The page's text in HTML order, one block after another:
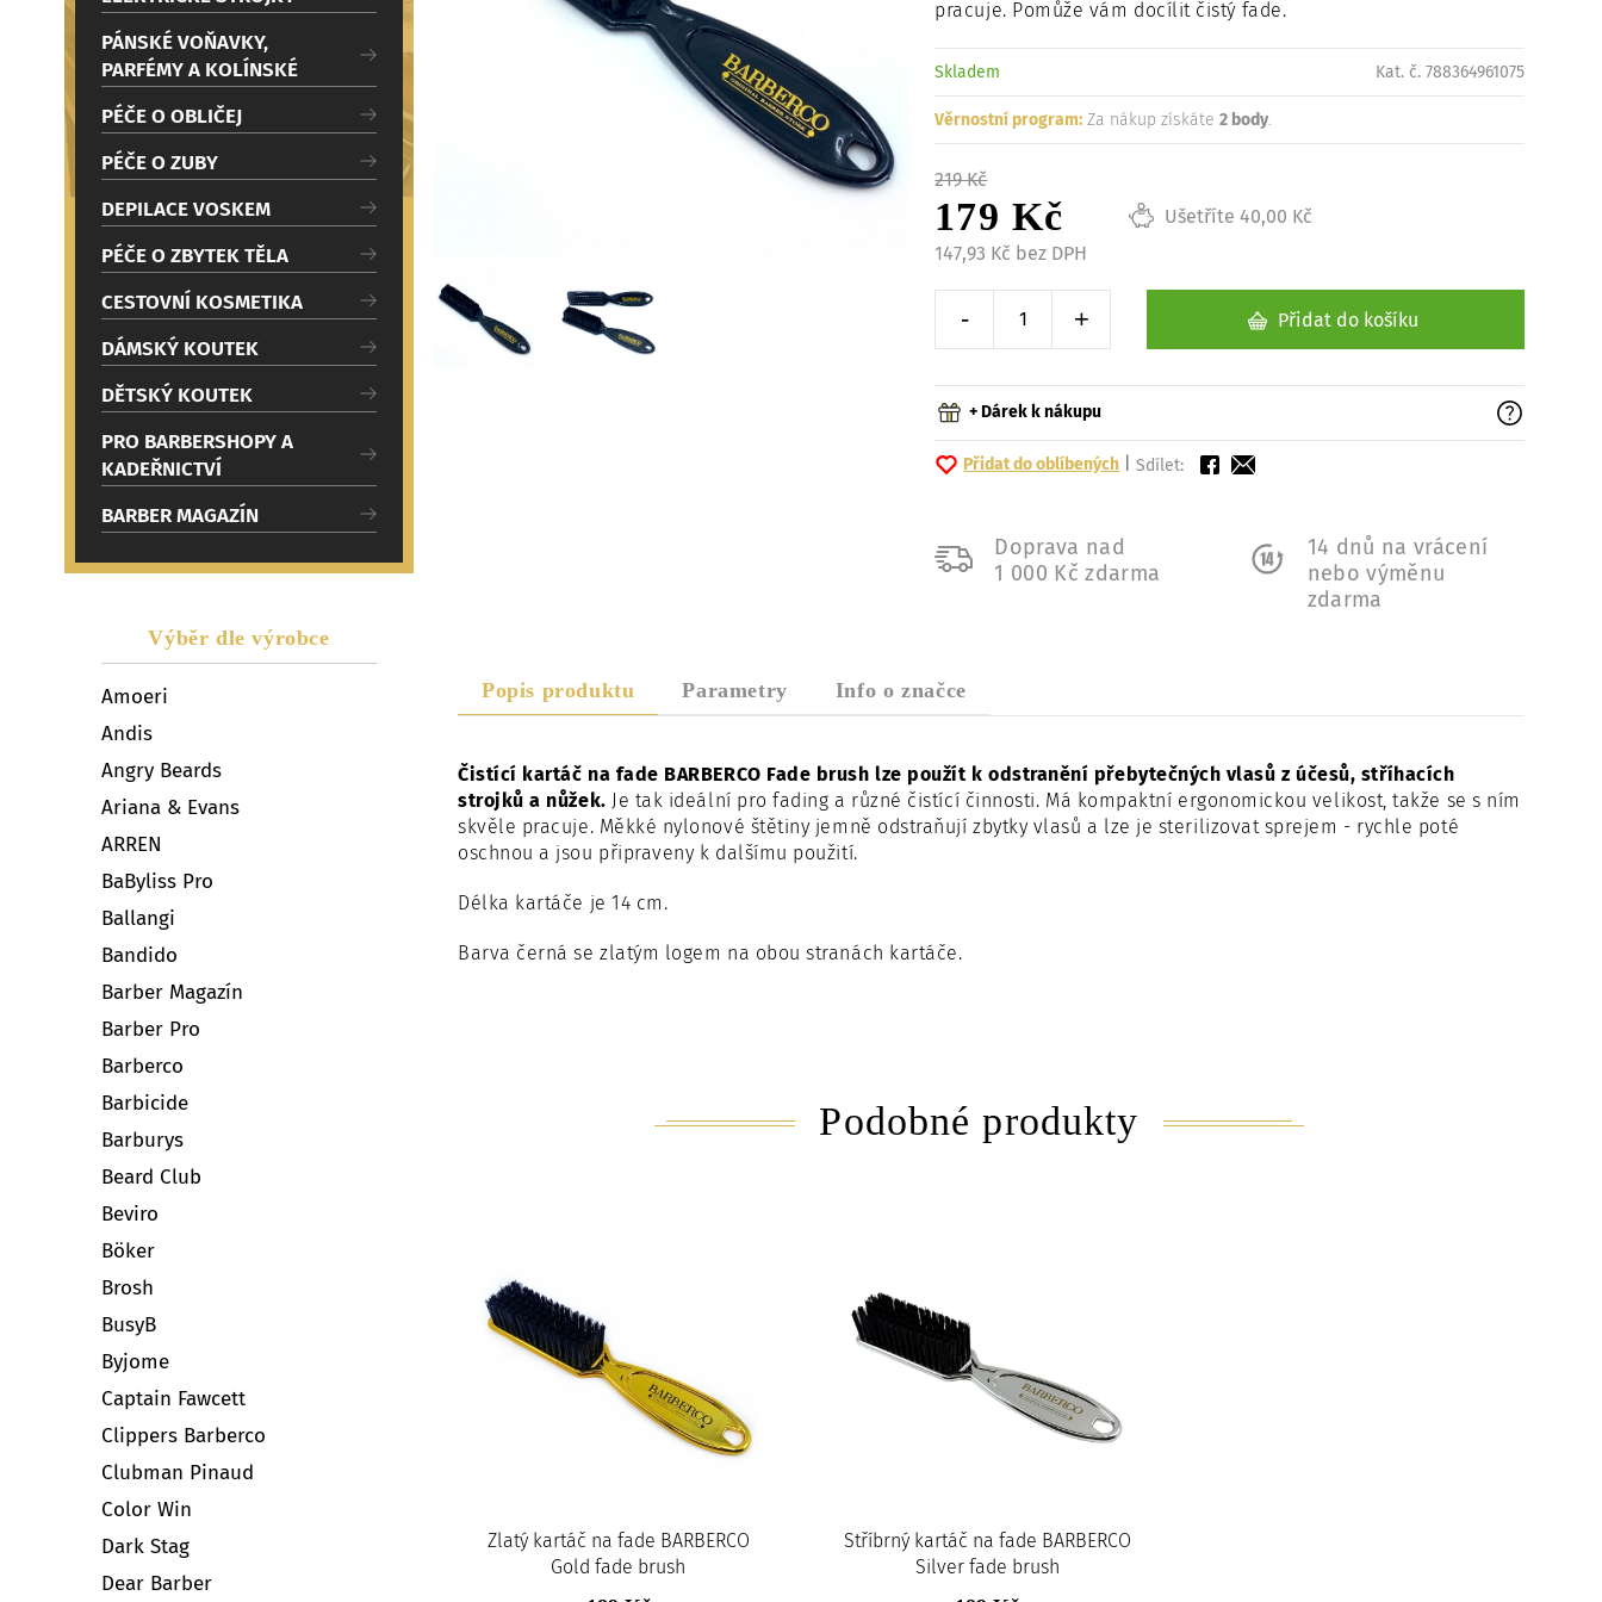
PÁNSKÉ VOŇAVKY,
PARFÉMY A KOLÍNSKÉ
PÉČE O OBLIČEJ
PÉČE O ZUBY
DEPILACE VOSKEM
PÉČE O ZBYTEK TĚLA
CESTOVNÍ KOSMETIKA
DÁMSKÝ KOUTEK
DĚTSKÝ KOUTEK
PRO BARBERSHOPY A
KADEŘNICTVÍ
BARBER MAGAZÍN
Výběr dle výrobce
Amoeri
Andis
Angry Beards
Ariana & Evans
ARREN
BaByliss Pro
Ballangi
Bandido
Barber Magazín
Barber Pro
Barberco
Barbicide
Barburys
Beard Club
Beviro
Böker
Brosh
BusyB
Byjome
Captain Fawcett
Clippers Barberco
Clubman Pinaud
Color Win
Dark Stag
Dear Barber
Načítám Načítám
pracuje. Pomůže vám docílit čistý fade.
Skladem Kat. č. 788364961075
Věrnostní program: Za nákup získáte2 body.
219 Kč
179 Kč
147,93 Kč bez DPH
Ušetříte 40,00 Kč
Snížit o 1 kus
-
Zvýšit o 1 kus
+ Přidat do košíku
+ Dárek k nákupu
Přidat do oblíbených |Sdílet:
Doprava nad
1 000 Kč zdarma
14 dnů na vrácení
nebo výměnu
zdarma
Popis produktu Parametry Info o značce
Čistící kartáč na fade BARBERCO Fade brush lze použít k odstranění přebytečných vlasů z účesů, stříhacích
strojků a nůžek. Je tak ideální pro fading a různé čistící činnosti. Má kompaktní ergonomickou velikost, takže se s ním
skvěle pracuje. Měkké nylonové štětiny jemně odstraňují zbytky vlasů a lze je sterilizovat sprejem - rychle poté
oschnou a jsou připraveny k dalšímu použití.
Délka kartáče je 14 cm.
Barva černá se zlatým logem na obou stranách kartáče.
Podobné produkty
Zlatý kartáč na fade BARBERCO
Gold fade brush
Stříbrný kartáč na fade BARBERCO
Silver fade brush